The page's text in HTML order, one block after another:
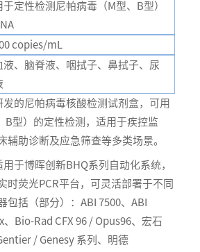
于定性检测尼帕病毒（M型、B型）
copies/mL
液、脑脊液、咽拭子、鼻拭子、尿
的尼帕病毒核酸检测试剂盒，可用
B型）的定性检测，适用于疾控监
辅助诊断及应急筛查等多类场景。
于博晖创新BHQ系列自动化系统，
时荧光PCR平台，可灵活部署于不同
包括（部分）：ABI 7500、ABI
Bio-Rad CFX 96 / Opus96、宏石
/ Genesy 系列、明德